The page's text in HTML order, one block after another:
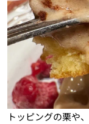
トッピングの栗や